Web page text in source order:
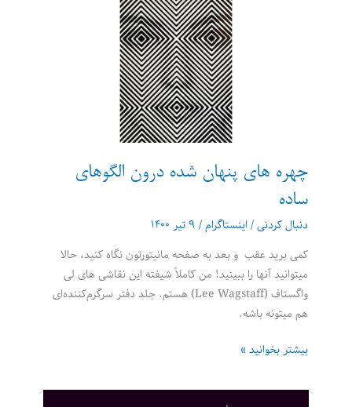
چهره های پنهان شده درون الگوهای
ساده
دنبال کردنی/اینستاگرام/ ۹ تیر ۱۴۰۰
کمی برید عقب و بعد به صفحه مانیتورتون نگاه کنید، حالا
میتوانید آنها را ببینید! من کاملاً شیفته این نقاشی های لی
واگستاف (Lee Wagstaff) هستم. جلد دفتر سرگرم‌کننده‌ای
هم میتونه باشه.
چهره
پنهان
بیشتر بخوانید »